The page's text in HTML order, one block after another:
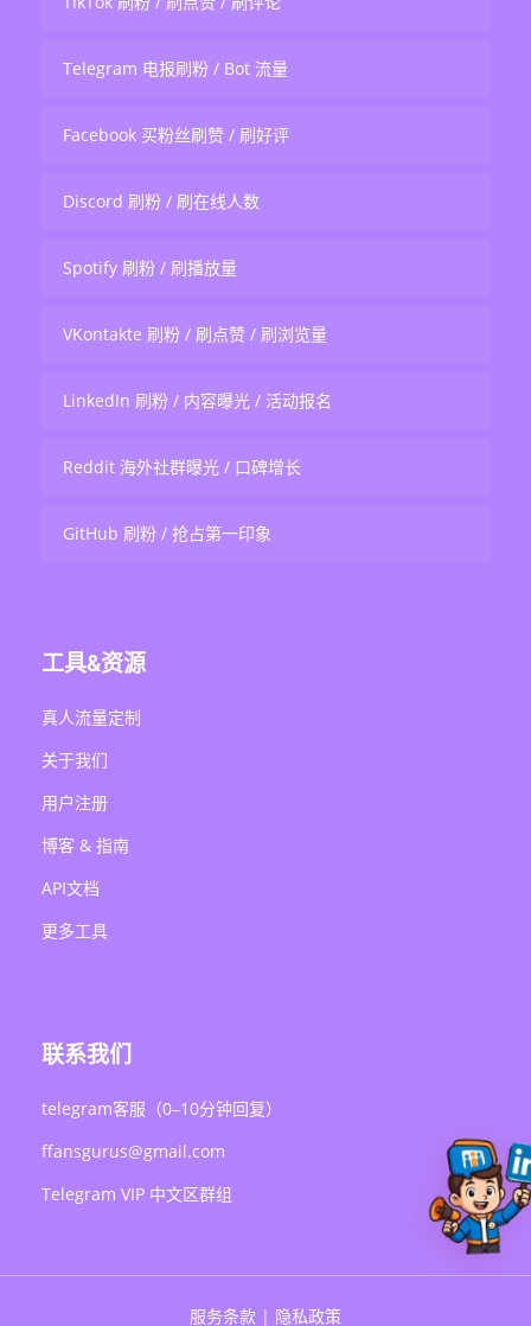
Telegram 电报刷粉 / Bot 流量
Facebook 买粉丝刷赞 / 刷好评
Discord 刷粉 / 刷在线人数
Spotify 刷粉 / 刷播放量
VKontakte 刷粉 / 刷点赞 / 刷浏览量
LinkedIn 刷粉 / 内容曝光 / 活动报名
Reddit 海外社群曝光 / 口碑增长
GitHub 刷粉 / 抢占第一印象
工具&资源
真人流量定制
关于我们
用户注册
博客 & 指南
API文档
更多工具
联系我们
telegram客服（0–10分钟回复）
ffansgurus@gmail.com
Telegram VIP 中文区群组
服务条款 | 隐私政策